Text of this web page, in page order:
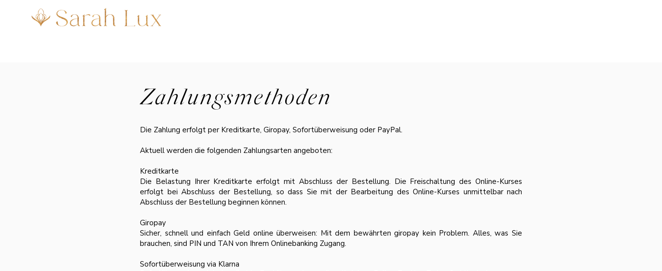
Zahlungsmethoden​
Die Zahlung erfolgt per Kreditkarte, Giropay, Sofortüberweisung oder PayPal.
Aktuell werden die folgenden Zahlungsarten angeboten:
Kreditkarte
Die Belastung Ihrer Kreditkarte erfolgt mit Abschluss der Bestellung. Die Freischaltung des Online-Kurses
erfolgt bei Abschluss der Bestellung, so dass Sie mit der Bearbeitung des Online-Kurses unmittelbar nach
Abschluss der Bestellung beginnen können.
Giropay
Sicher, schnell und einfach Geld online überweisen: Mit dem bewährten giropay kein Problem. Alles, was Sie
brauchen, sind PIN und TAN von Ihrem Onlinebanking Zugang.
Sofortüberweisung via Klarna